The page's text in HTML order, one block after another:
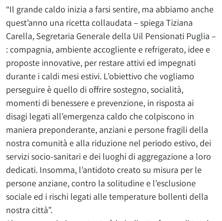
“Il grande caldo inizia a farsi sentire, ma abbiamo anche
quest’anno una ricetta collaudata – spiega Tiziana
Carella, Segretaria Generale della Uil Pensionati Puglia –
: compagnia, ambiente accogliente e refrigerato, idee e
proposte innovative, per restare attivi ed impegnati
durante i caldi mesi estivi. L’obiettivo che vogliamo
perseguire è quello di offrire sostegno, socialità,
momenti di benessere e prevenzione, in risposta ai
disagi legati all’emergenza caldo che colpiscono in
maniera preponderante, anziani e persone fragili della
nostra comunità e alla riduzione nel periodo estivo, dei
servizi socio-sanitari e dei luoghi di aggregazione a loro
dedicati. Insomma, l’antidoto creato su misura per le
persone anziane, contro la solitudine e l’esclusione
sociale ed i rischi legati alle temperature bollenti della
nostra città”.